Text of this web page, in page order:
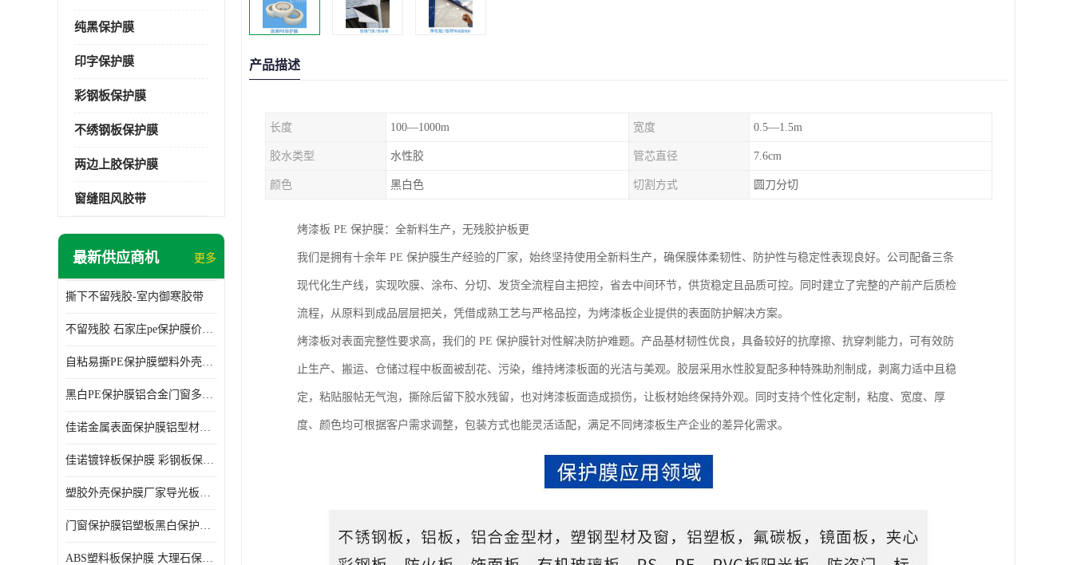
纯黑保护膜
印字保护膜
彩钢板保护膜
不绣钢板保护膜
两边上胶保护膜
窗缝阻风胶带
最新供应商机 更多
撕下不留残胶-室内御寒胶带
不留残胶 石家庄pe保护膜价格 塑料薄膜
自粘易撕PE保护膜塑料外壳导光板亚克力板膜操作方便
黑白PE保护膜铝合金门窗多种颜色支持定制生产
佳诺金属表面保护膜铝型材保护膜不留残胶铝合金窗框保护胶带
佳诺镀锌板保护膜 彩钢板保护pe保护膜
塑胶外壳保护膜厂家导光板保护膜 铝单板保护膜胶带易撕不留胶
门窗保护膜铝塑板黑白保护膜外墙保温板保护膜
ABS塑料板保护膜 大理石保护膜 缠鱼竿保护膜
产品描述
长度 100—1000m 宽度 0.5—1.5m
胶水类型 水性胶 管芯直径 7.6cm
颜色 黑白色 切割方式 圆刀分切
烤漆板 PE 保护膜：全新料生产，无残胶护板更
我们是拥有十余年 PE 保护膜生产经验的厂家，始终坚持使用全新料生产，确保膜体柔韧性、防护性与稳定性表现良好。公司配备三条
现代化生产线，实现吹膜、涂布、分切、发货全流程自主把控，省去中间环节，供货稳定且品质可控。同时建立了完整的产前产后质检
流程，从原料到成品层层把关，凭借成熟工艺与严格品控，为烤漆板企业提供的表面防护解决方案。
烤漆板对表面完整性要求高，我们的 PE 保护膜针对性解决防护难题。产品基材韧性优良，具备较好的抗摩擦、抗穿刺能力，可有效防
止生产、搬运、仓储过程中板面被刮花、污染，维持烤漆板面的光洁与美观。胶层采用水性胶复配多种特殊助剂制成，剥离力适中且稳
定，粘贴服帖无气泡，撕除后留下胶水残留，也对烤漆板面造成损伤，让板材始终保持外观。同时支持个性化定制，粘度、宽度、厚
度、颜色均可根据客户需求调整，包装方式也能灵活适配，满足不同烤漆板生产企业的差异化需求。